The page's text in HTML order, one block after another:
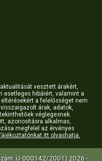
vesztett árakért,
esetleges hibáiért, valamint a
a felelősséget nem
árak, adatok,
véglegesnek.
azonosításra alkalmas,
megfelel az érvényes
itt olvashatja.
U-000142/2001) 2026 -